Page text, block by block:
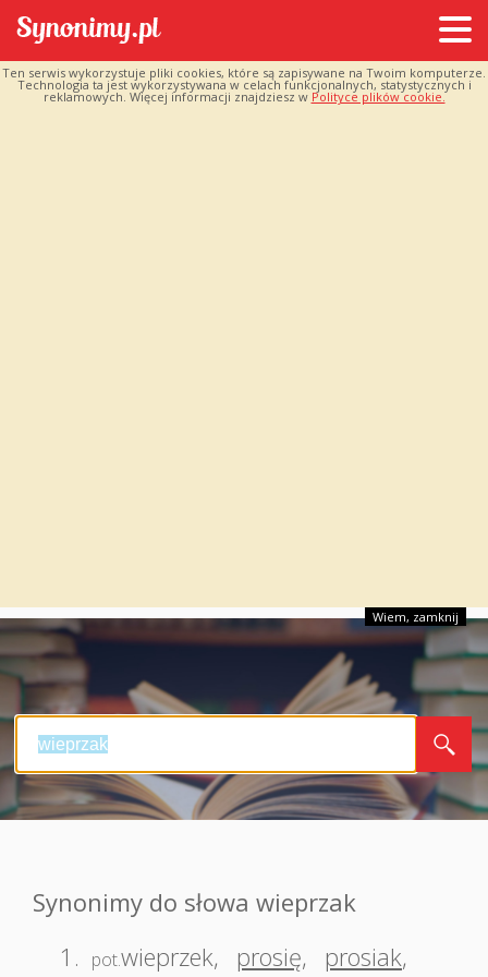
Ten serwis wykorzystuje pliki cookies, które są zapisywane na Twoim komputerze.
Technologia ta jest wykorzystywana w celach funkcjonalnych, statystycznych i
reklamowych. Więcej informacji znajdziesz w Polityce plików cookie.
Wiem, zamknij
Synonimy do słowa wieprzak
1.
pot.wieprzek, prosię, prosiak,